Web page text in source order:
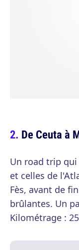
De Ceuta à
Un road trip
et celles de
Fès, avant de
brûlantes. Un
Kilométrage :